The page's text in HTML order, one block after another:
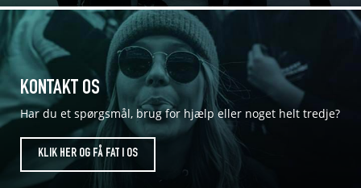
KONTAKT OS
Har du et spørgsmål, brug for hjælp eller noget helt tredje?
KLIK HER OG FÅ FAT I OS